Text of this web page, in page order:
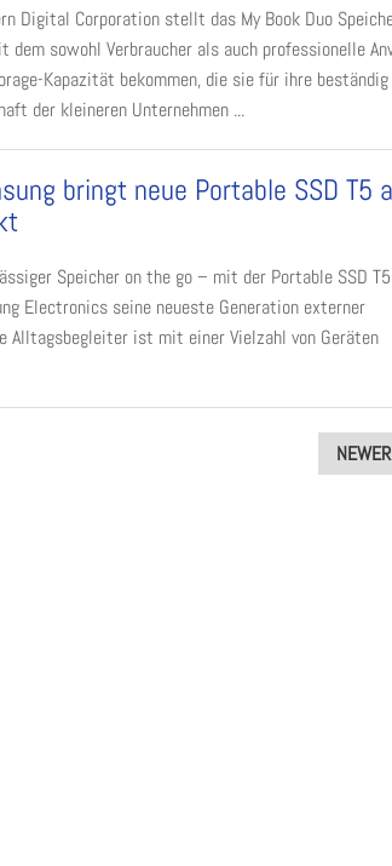
Digital Corporation stellt das My Book Duo
dem sowohl Verbraucher als auch professionelle
Kapazität bekommen, die sie für ihre beständig
der kleineren Unternehmen ...
bringt neue Portable SSD T5
Speicher on the go – mit der Portable SSD
Electronics seine neueste Generation externer
Alltagsbegleiter ist mit einer Vielzahl von Geräten